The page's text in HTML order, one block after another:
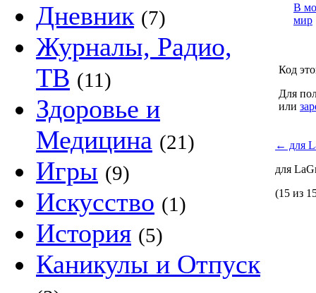
Дневник (7)
Журналы, Радио,
ТВ (11)
Здоровье и
Медицина (21)
Игры (9)
Искусство (1)
История (5)
Каникулы и Отпуск
В
мир
Код
Для
или
← для
для
(15 из